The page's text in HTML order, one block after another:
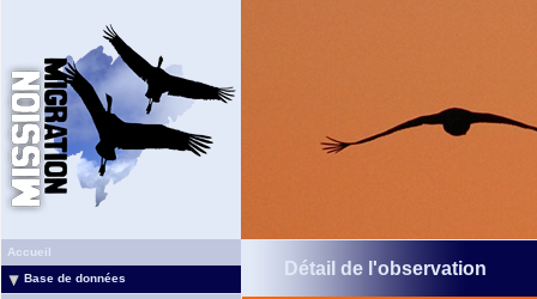
Accueil
Base de données
Détail de l'observation